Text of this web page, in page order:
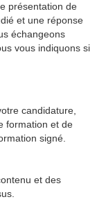
présentation de
et une réponse
échangeons
vous indiquons si
candidature,
formation et de
signé.
et des